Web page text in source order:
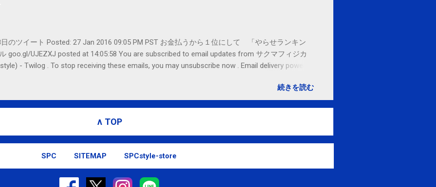
のツイート Posted: 27 Jan 2016 09:05 PM PST お金払うから１位にして 「やらせランキン
goo.gl/UJEZXJ posted at 14:05:58 You are subscribed to email updates from サクマフィジカ
- Twilog . To stop receiving these emails, you may unsubscribe now . Email delivery powered
続きを読む
∧ TOP
SPC SITEMAP SPCstyle-store